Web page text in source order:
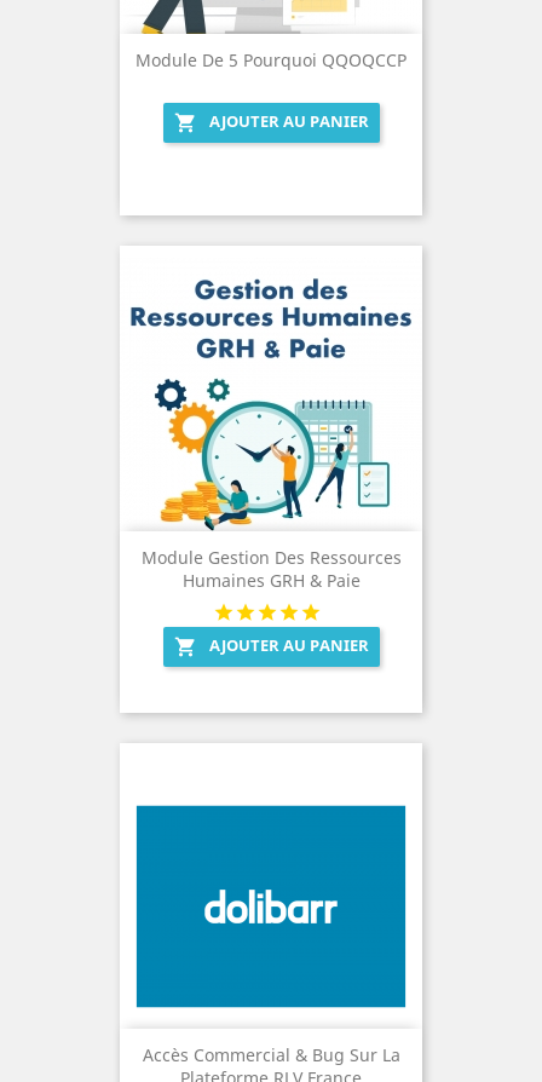
Module De 5 Pourquoi QQOQCCP
 AJOUTER AU PANIER
Module Gestion Des Ressources
Humaines GRH & Paie
 AJOUTER AU PANIER
Accès Commercial & Bug Sur La